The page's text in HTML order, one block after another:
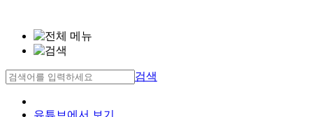
검색
유튜브에서 보기